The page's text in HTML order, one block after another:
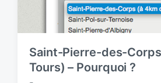
Saint-Pierre-des-
Tours) – Pourquoi ?